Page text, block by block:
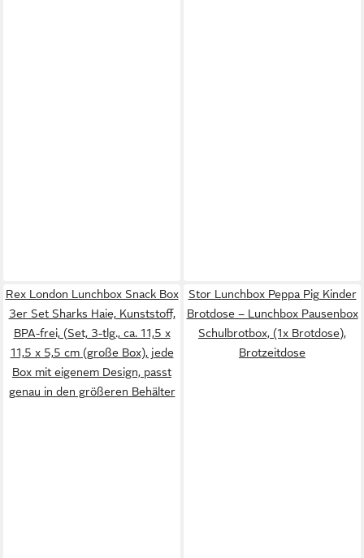
Rex London Lunchbox Snack Box
3er Set Sharks Haie, Kunststoff,
BPA-frei, (Set, 3-tlg., ca. 11,5 x
11,5 x 5,5 cm (große Box), jede
Box mit eigenem Design, passt
genau in den größeren Behälter
Stor Lunchbox Peppa Pig Kinder
Brotdose – Lunchbox Pausenbox
Schulbrotbox, (1x Brotdose),
Brotzeitdose